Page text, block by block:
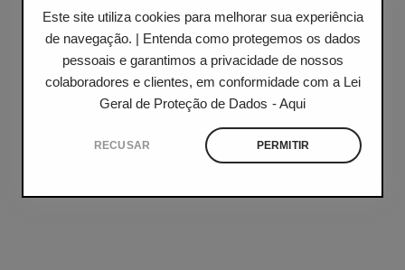
Este site utiliza cookies para melhorar sua experiência
de navegação. | Entenda como protegemos os dados
pessoais e garantimos a privacidade de nossos
colaboradores e clientes, em conformidade com a Lei
Geral de Proteção de Dados - Aqui
RECUSAR PERMITIR